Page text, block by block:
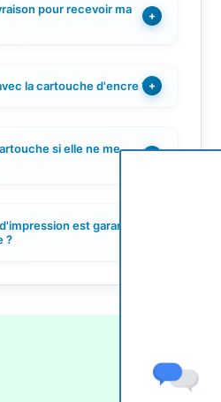
pour recevoir ma
+
la cartouche d'encre ? +
si elle ne me
+
est garantie
?